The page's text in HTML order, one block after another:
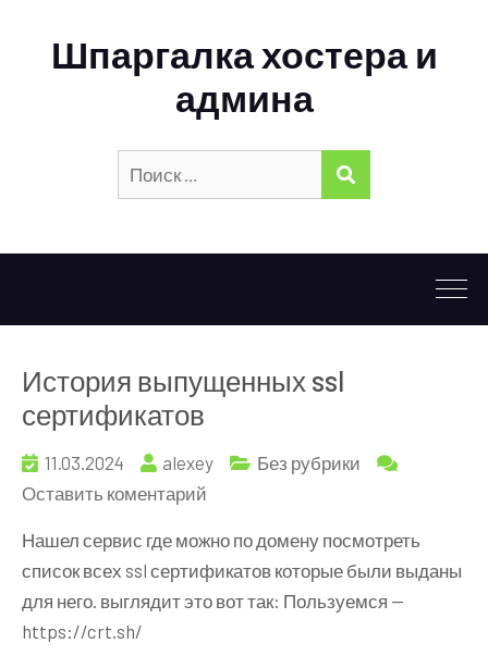
Шпаргалка хостера и
админа
История выпущенных ssl
сертификатов
11.03.2024 alexey
Без рубрики
Оставить коментарий
выпущенных
ssl
сертификатов
Нашел сервис где можно по домену посмотреть
список всех ssl сертификатов которые были выданы
для него. выглядит это вот так: Пользуемся —
https://crt.sh/